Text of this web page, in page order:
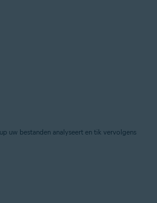
uw bestanden analyseert en tik vervolgens